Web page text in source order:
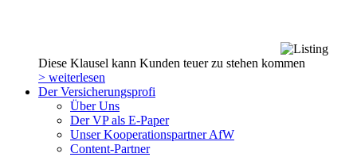
Diese Klausel kann Kunden teuer zu stehen kommen
> weiterlesen
Der Versicherungsprofi
Über Uns
Der VP als E-Paper
Unser Kooperationspartner AfW
Content-Partner